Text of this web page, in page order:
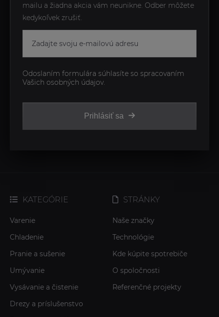
mailu a žiadna akcia vám neunikne. Odber môžete
kedykoľvek zrušiť.
Prihlásiť sa
Odoslaním formulára súhlasíte so spracovaním
Vašich osobných údajov.
KATEGÓRIE
Varenie
Chladenie
Pranie a sušenie
Umývanie
Vysávanie a čistenie
Drezy a príslušenstvo
STRÁNKY
Naše značky
Technológie
Kde kúpite spotrebiče
O spoločnosti
Referenčné projekty